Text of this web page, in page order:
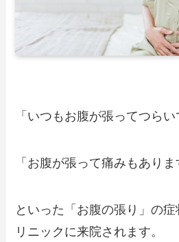
「いつもお腹が張ってつらい
「お腹が張って痛みもありま
といった「お腹の張り」の
リニックに来院されます。